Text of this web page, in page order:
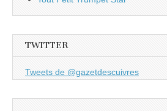
TWITTER
Tweets de @gazetdescuivres